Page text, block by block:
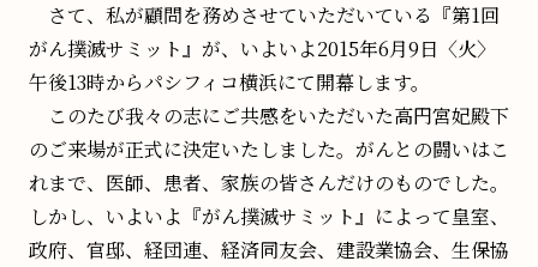
さて、私が顧問を務めさせていただいている『第1回
がん撲滅サミット』が、いよいよ2015年6月9日〈火〉
午後13時からパシフィコ横浜にて開幕します。
このたび我々の志にご共感をいただいた高円宮妃殿下
のご来場が正式に決定いたしました。がんとの闘いはこ
れまで、医師、患者、家族の皆さんだけのものでした。
しかし、いよいよ『がん撲滅サミット』によって皇室、
政府、官邸、経団連、経済同友会、建設業協会、生保協